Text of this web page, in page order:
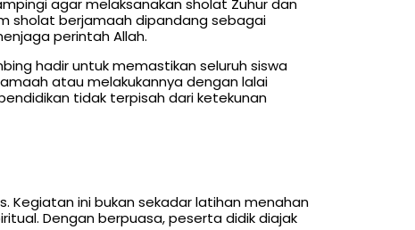
agar melaksanakan sholat Zuhur dan
sholat berjamaah dipandang sebagai
perintah Allah.
hadir untuk memastikan seluruh siswa
atau melakukannya dengan lalai
tidak terpisah dari ketekunan
Kegiatan ini bukan sekadar latihan menahan
Dengan berpuasa, peserta didik diajak